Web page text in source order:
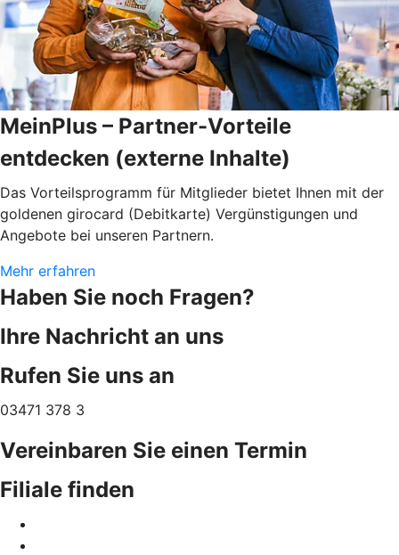
MeinPlus – Partner-Vorteile
entdecken (externe Inhalte)
Das Vorteilsprogramm für Mitglieder bietet Ihnen mit der
goldenen girocard (Debitkarte) Vergünstigungen und
Angebote bei unseren Partnern.
Mehr erfahren
Haben Sie noch Fragen?
Ihre Nachricht an uns
Rufen Sie uns an
03471 378 3
Vereinbaren Sie einen Termin
Filiale finden